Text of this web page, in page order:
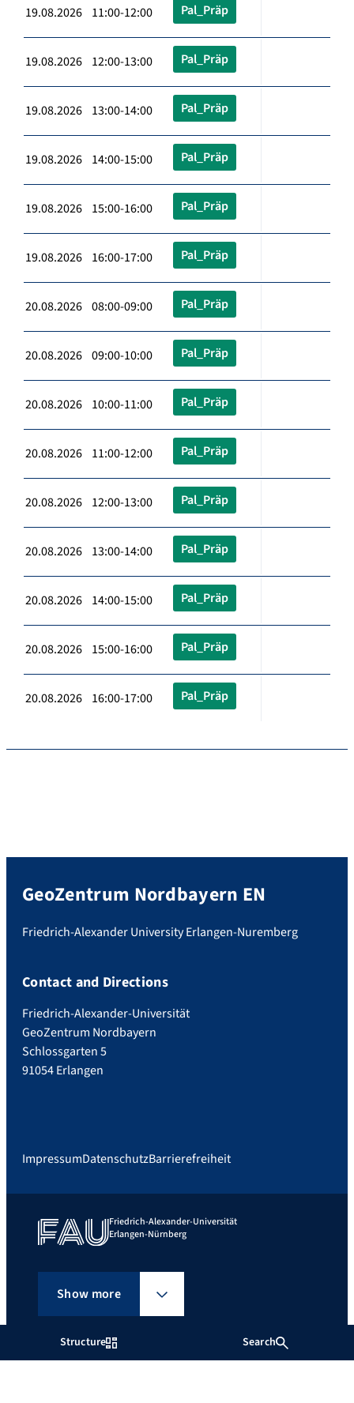
Structure Search
19.08.2026 11:00-12:00 Pal_Präp
19.08.2026 12:00-13:00 Pal_Präp
19.08.2026 13:00-14:00 Pal_Präp
19.08.2026 14:00-15:00 Pal_Präp
19.08.2026 15:00-16:00 Pal_Präp
19.08.2026 16:00-17:00 Pal_Präp
20.08.2026 08:00-09:00 Pal_Präp
20.08.2026 09:00-10:00 Pal_Präp
20.08.2026 10:00-11:00 Pal_Präp
20.08.2026 11:00-12:00 Pal_Präp
20.08.2026 12:00-13:00 Pal_Präp
20.08.2026 13:00-14:00 Pal_Präp
20.08.2026 14:00-15:00 Pal_Präp
20.08.2026 15:00-16:00 Pal_Präp
20.08.2026 16:00-17:00 Pal_Präp
GeoZentrum Nordbayern EN
Friedrich-Alexander University Erlangen-Nuremberg
Contact and Directions
Friedrich-Alexander-Universität
GeoZentrum Nordbayern
Schlossgarten 5
91054 Erlangen
ImpressumDatenschutzBarrierefreiheit
Friedrich-Alexander-Universität
Erlangen-Nürnberg
Show more